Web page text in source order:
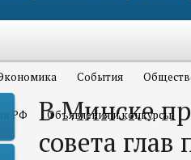
События
РФ Объявления и конкурсы
В Минске
совета